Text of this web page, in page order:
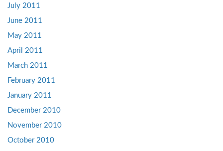
July 2011
June 2011
May 2011
April 2011
March 2011
February 2011
January 2011
December 2010
November 2010
October 2010